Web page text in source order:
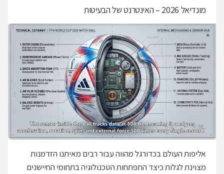
מונדיאל 2026 – האינטרנט של הבעיטות
אליפות העולם בכדורגל מהווה עבור רבים מאיתנו הזדמנות
מצוינת לגלות כיצד התפתחות הטכנולוגיה בתחומי החיישנים